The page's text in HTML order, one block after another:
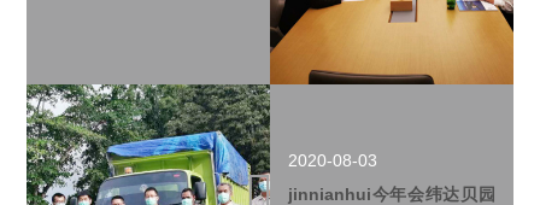
2020-08-03
jinnianhui今年会纬达贝园